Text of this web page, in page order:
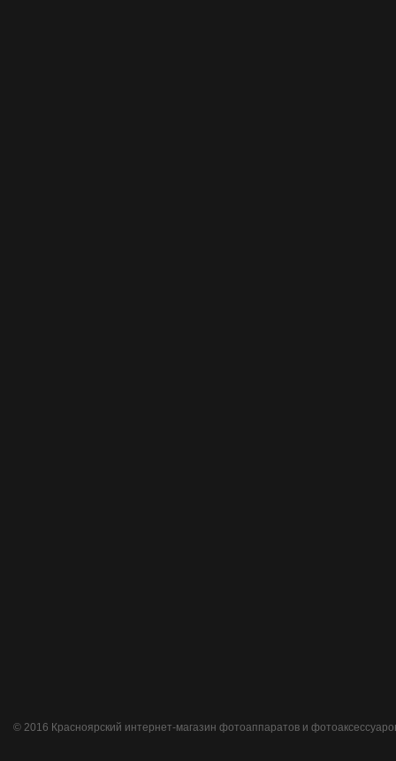
© 2016 Красноярский интернет-магазин фотоаппаратов и